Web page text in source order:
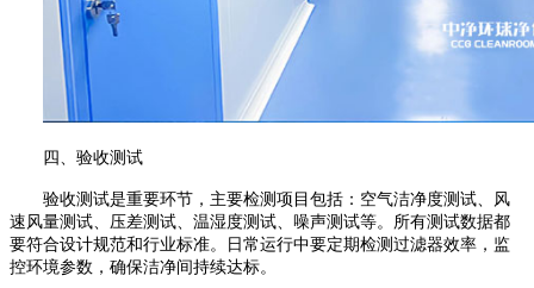
四、验收测试
验收测试是重要环节，主要检测项目包括：空气洁净度测试、风
速风量测试、压差测试、温湿度测试、噪声测试等。所有测试数据都
要符合设计规范和行业标准。日常运行中要定期检测过滤器效率，监
控环境参数，确保洁净间持续达标。